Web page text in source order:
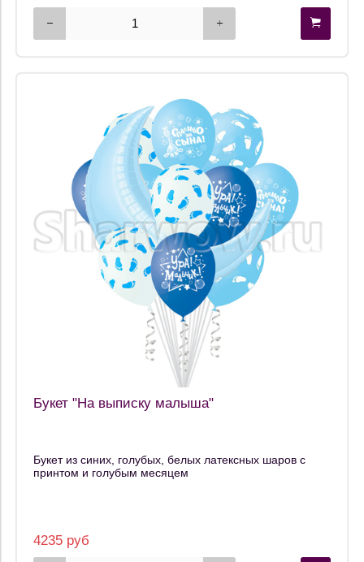
Букет "На выписку малыша"
Букет из синих, голубых, белых латексных шаров с
принтом и голубым месяцем
4235 руб